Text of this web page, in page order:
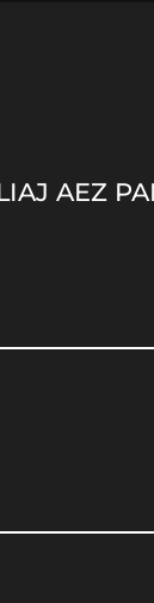
AEZ